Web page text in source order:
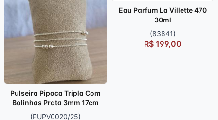
Pulseira Pipoca Tripla Com
Bolinhas Prata 3mm 17cm
(PUPV0020/25)
Eau Parfum La Villette 470
30ml
(83841)
R$ 199,00